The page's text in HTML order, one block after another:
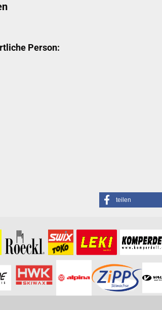
Person:
teilen
Sie bitte dieHomepagezu diesem Artikel.